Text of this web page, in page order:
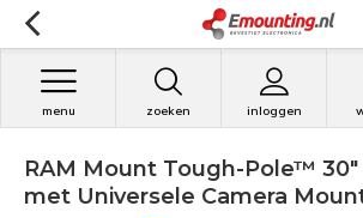
zoeken inloggen
menu
RAM Mount Tough-Pole™
met Universele Camera